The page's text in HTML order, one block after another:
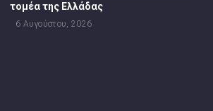
τομέα της Ελλάδας
6 Αυγούστου, 2026